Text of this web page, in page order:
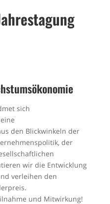
sich
den Blickwinkeln der
der
wir die Entwicklung
verleihen den
und Mitwirkung!